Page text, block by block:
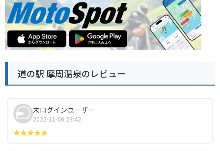
道の駅 摩周温泉のレビュー
未ログインユーザー
2022-11-06 23:42